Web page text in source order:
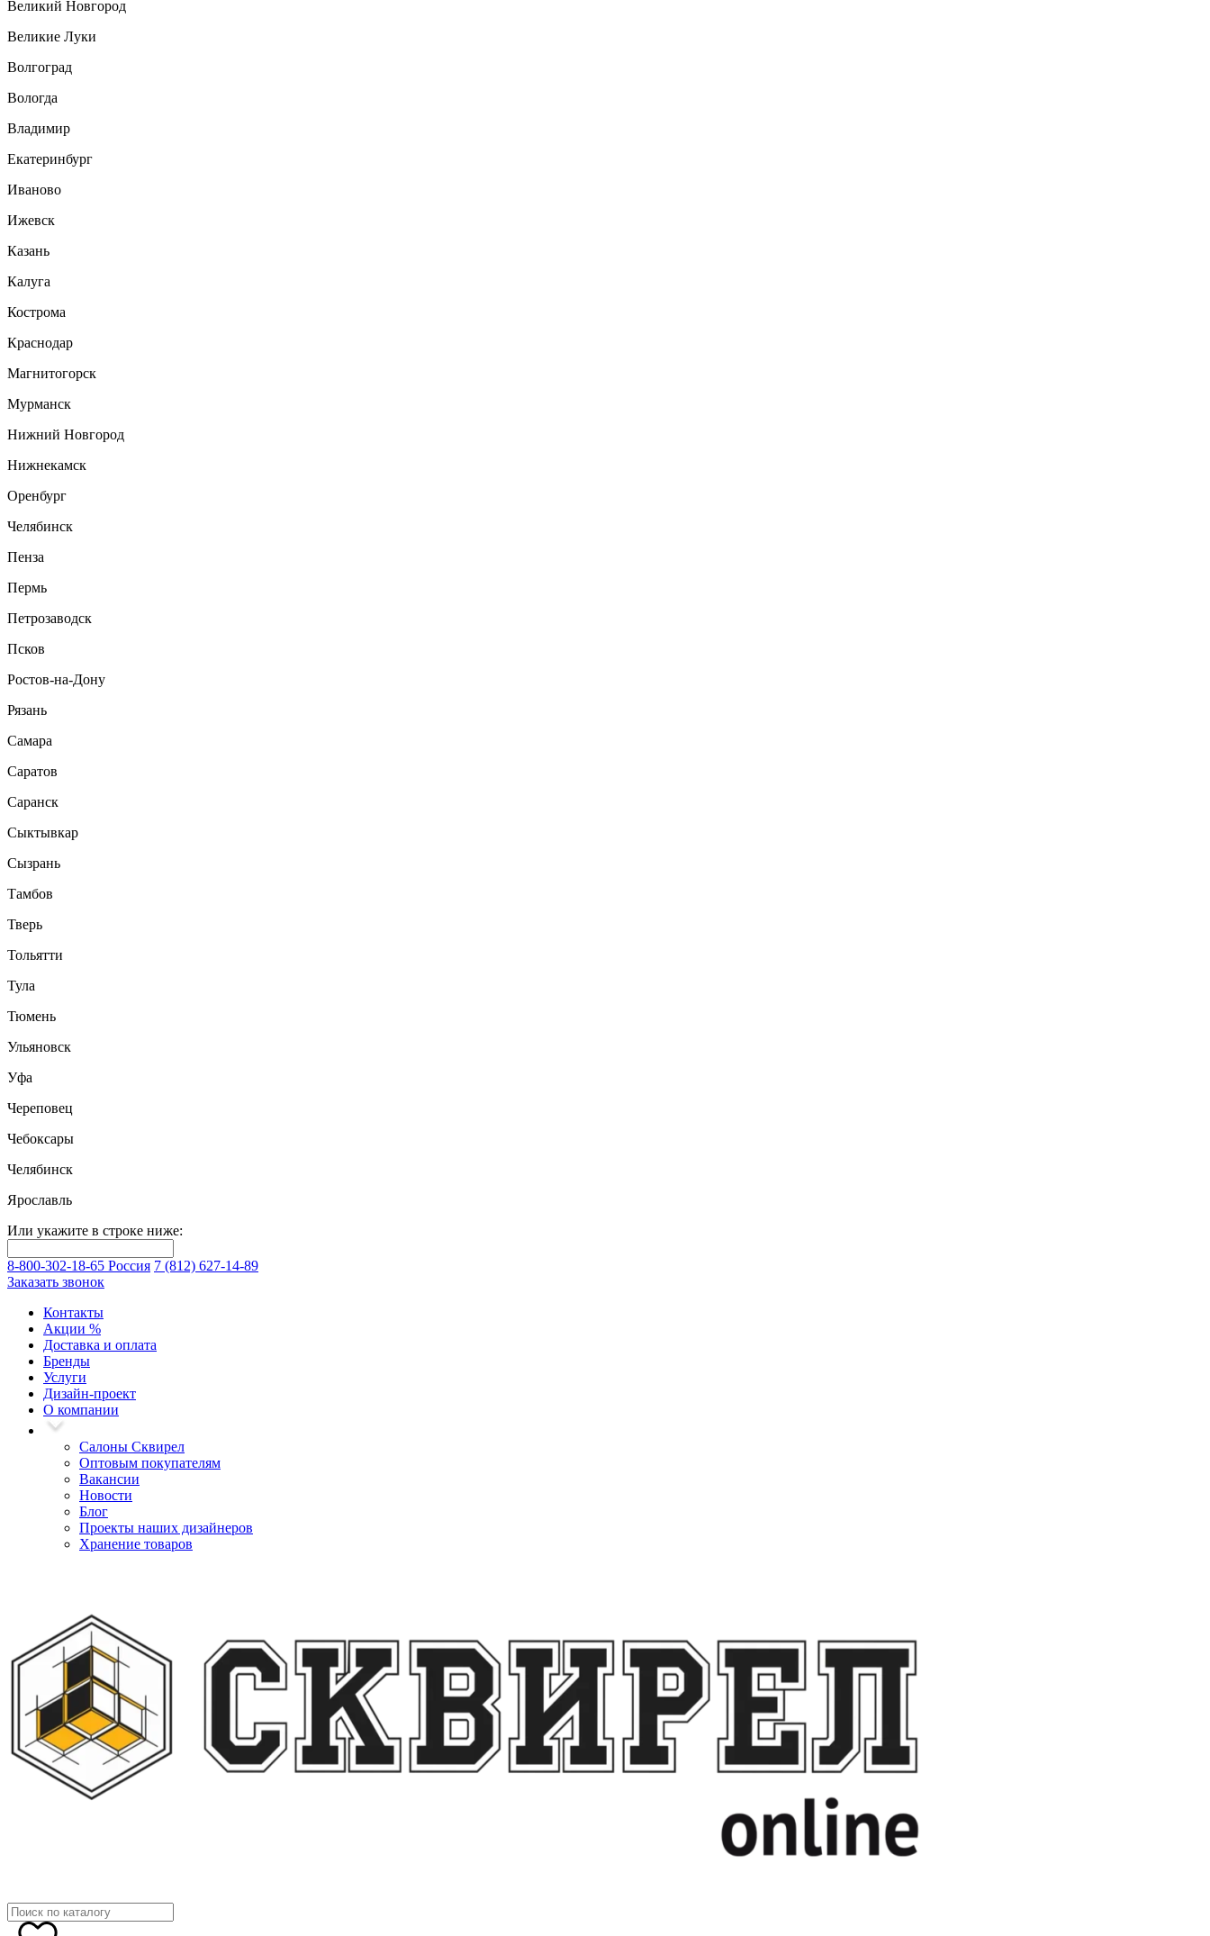
Великий Новгород
Великие Луки
Волгоград
Вологда
Владимир
Екатеринбург
Иваново
Ижевск
Казань
Калуга
Кострома
Краснодар
Магнитогорск
Мурманск
Нижний Новгород
Нижнекамск
Оренбург
Челябинск
Пенза
Пермь
Петрозаводск
Псков
Ростов-на-Дону
Рязань
Самара
Саратов
Саранск
Сыктывкар
Сызрань
Тамбов
Тверь
Тольятти
Тула
Тюмень
Ульяновск
Уфа
Череповец
Чебоксары
Челябинск
Ярославль
Или укажите в строке ниже:
8-800-302-18-65 Россия 7 (812) 627-14-89
Заказать звонок
Контакты
Акции %
Доставка и оплата
Бренды
Услуги
Дизайн-проект
О компании
Салоны Сквирел
Оптовым покупателям
Вакансии
Новости
Блог
Проекты наших дизайнеров
Хранение товаров